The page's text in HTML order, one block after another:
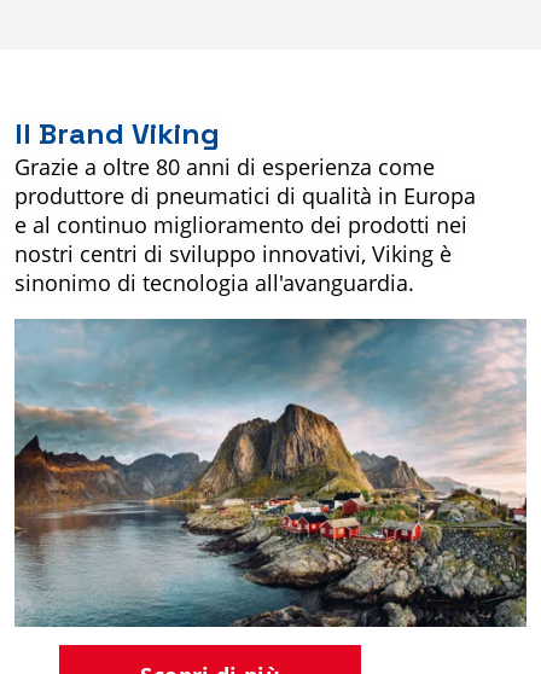
Il Brand Viking
Grazie a oltre 80 anni di esperienza come
produttore di pneumatici di qualità in Europa
e al continuo miglioramento dei prodotti nei
nostri centri di sviluppo innovativi, Viking è
sinonimo di tecnologia all'avanguardia.